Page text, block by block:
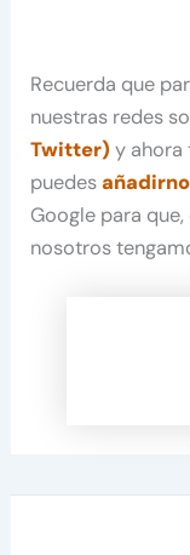
Recuerda que
nuestras redes
Twitter) y ahora
puedes
Google para
nosotros